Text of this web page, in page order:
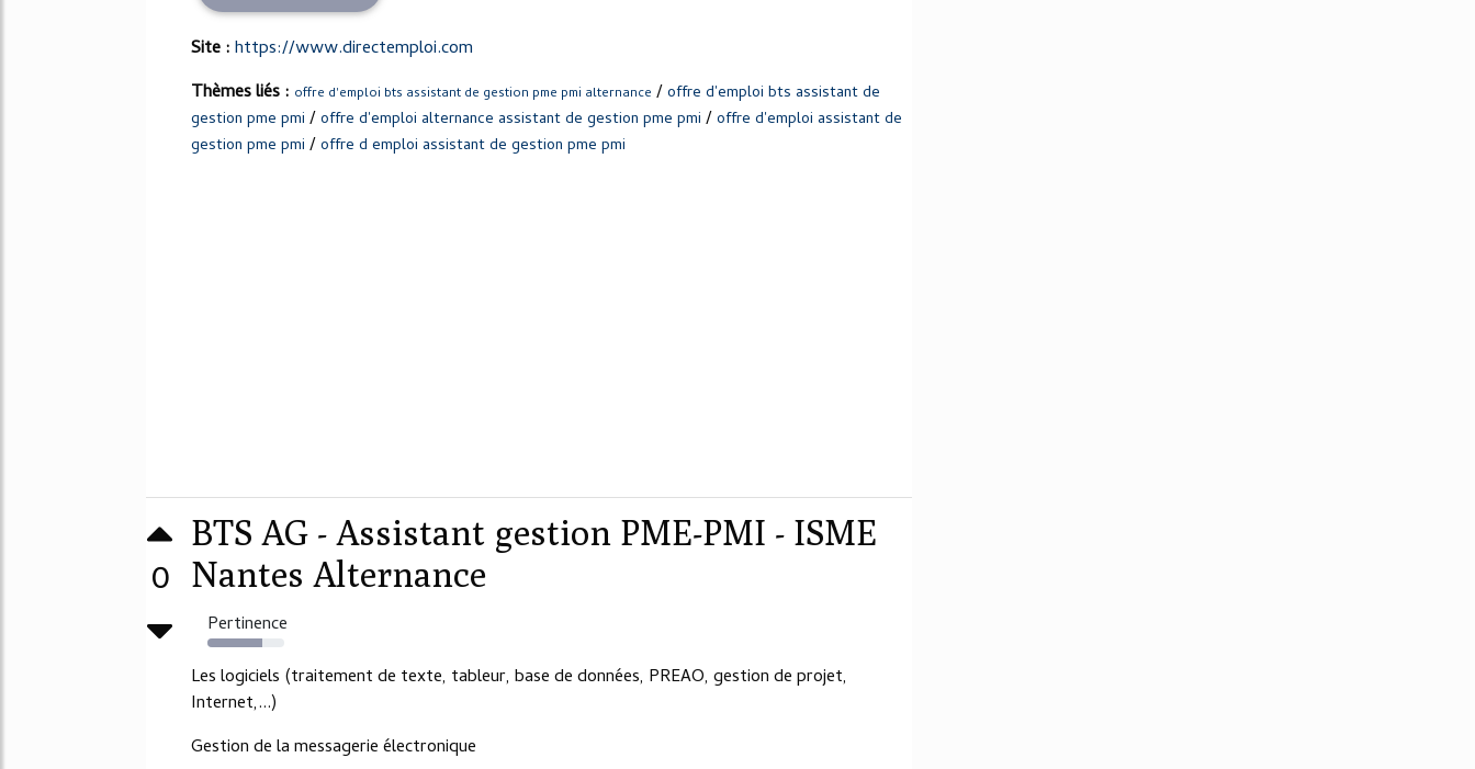
Site :https://www.directemploi.com
Thèmes liés : offre d'emploi bts assistant de gestion pme pmi alternance /offre d'emploi bts assistant de
gestion pme pmi /offre d'emploi alternance assistant de gestion pme pmi /offre d'emploi assistant de
gestion pme pmi /offre d emploi assistant de gestion pme pmi
0
BTS AG - Assistant gestion PME-PMI - ISME
Nantes Alternance
Pertinence
71%
Les logiciels (traitement de texte, tableur, base de données, PREAO, gestion de projet,
Internet,...)
Gestion de la messagerie électronique